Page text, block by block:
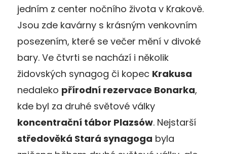
jedním z center nočního života v Krakově.
Jsou zde kavárny s krásným venkovním
posezením, které se večer mění v divoké
bary. Ve čtvrti se nachází i několik
židovských synagog či kopec Krakusa
nedaleko přírodní rezervace Bonarka,
kde byl za druhé světové války
koncentrační tábor Plazsów. Nejstarší
středověká Stará synagoga byla